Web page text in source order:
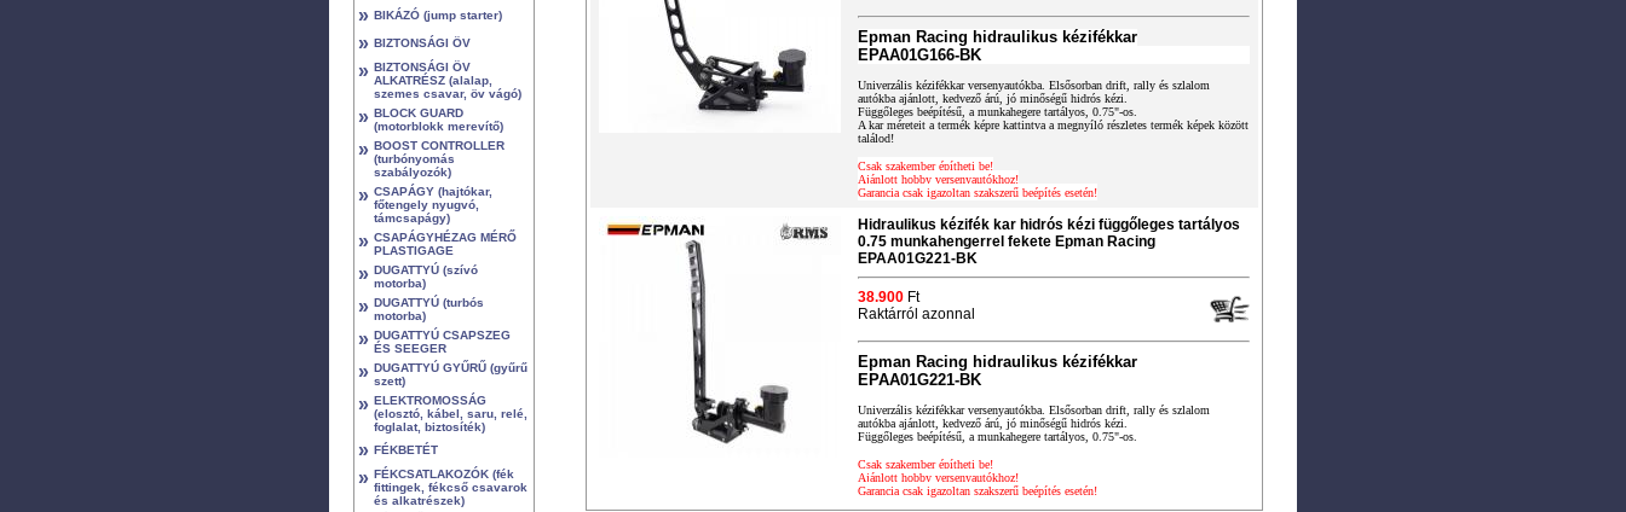
» BIKÁZÓ (jump starter)
» BIZTONSÁGI ÖV
» BIZTONSÁGI ÖV
ALKATRÉSZ (alalap,
szemes csavar, öv vágó)
» BLOCK GUARD
(motorblokk merevítő)
» BOOST CONTROLLER
(turbónyomás
szabályozók)
» CSAPÁGY (hajtókar,
főtengely nyugvó,
támcsapágy)
» CSAPÁGYHÉZAG MÉRŐ
PLASTIGAGE
» DUGATTYÚ (szívó
motorba)
» DUGATTYÚ (turbós
motorba)
» DUGATTYÚ CSAPSZEG
ÉS SEEGER
» DUGATTYÚ GYŰRŰ (gyűrű
szett)
» ELEKTROMOSSÁG
(elosztó, kábel, saru, relé,
foglalat, biztosíték)
» FÉKBETÉT
» FÉKCSATLAKOZÓK (fék
fittingek, fékcső csavarok
és alkatrészek)
Epman Racing hidraulikus kézifékkar
EPAA01G166-BK
Univerzális kézifékkar versenyautókba. Elsősorban drift, rally és szlalom
autókba ajánlott, kedvező árú, jó minőségű hidrós kézi.
Függőleges beépítésű, a munkahegere tartályos, 0.75"-os.
A kar méreteit a termék képre kattintva a megnyíló részletes termék képek között
találod!
Csak szakember építheti be!
Ajánlott hobby versenyautókhoz!
Garancia csak igazoltan szakszerű beépítés esetén!
Hidraulikus kézifék kar hidrós kézi függőleges tartályos
0.75 munkahengerrel fekete Epman Racing
EPAA01G221-BK
38.900 Ft
Raktárról azonnal
Epman Racing hidraulikus kézifékkar
EPAA01G221-BK
Univerzális kézifékkar versenyautókba. Elsősorban drift, rally és szlalom
autókba ajánlott, kedvező árú, jó minőségű hidrós kézi.
Függőleges beépítésű, a munkahegere tartályos, 0.75"-os.
Csak szakember építheti be!
Ajánlott hobby versenyautókhoz!
Garancia csak igazoltan szakszerű beépítés esetén!